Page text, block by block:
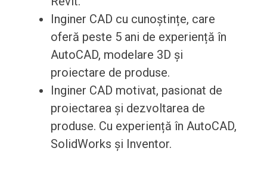
Inginer CAD cu cunoștințe, care
oferă peste 5 ani de experiență în
AutoCAD, modelare 3D și
proiectare de produse.
Inginer CAD motivat, pasionat de
proiectarea și dezvoltarea de
produse. Cu experiență în AutoCAD,
SolidWorks și Inventor.